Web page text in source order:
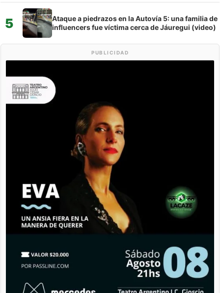
5
Ataque a piedrazos en la Autovía 5: una familia de
influencers fue víctima cerca de Jáuregui (video)
PUBLICIDAD